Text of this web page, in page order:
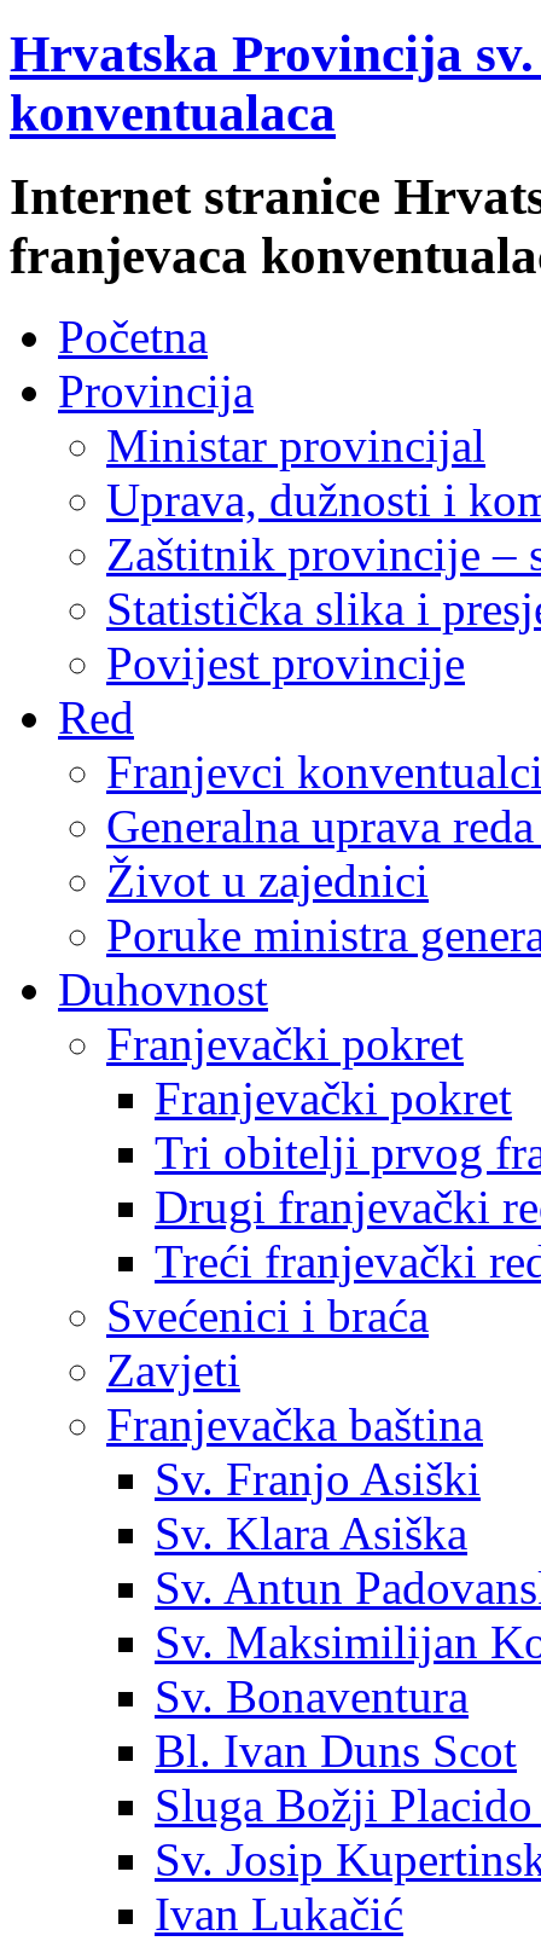
Hrvatska Provincija
konventualaca
Internet stranice
franjevaca
Početna
Provincija
Ministar provincijal
Uprava, dužnosti i
Zaštitnik provincije –
Statistička slika i
Povijest provincije
Red
Franjevci
Generalna uprava
Život u zajednici
Poruke ministra
Duhovnost
Franjevački pokret
Franjevački pokret
Tri obitelji prvog
Drugi franjevački
Treći franjevački
Svećenici i braća
Zavjeti
Franjevačka baština
Sv. Franjo Asiški
Sv. Klara Asiška
Sv. Antun
Sv. Maksimilijan
Sv. Bonaventura
Bl. Ivan Duns Scot
Sluga Božji Placido
Sv. Josip
Ivan Lukačić